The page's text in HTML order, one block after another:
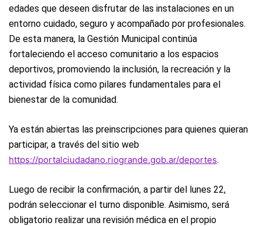
edades que deseen disfrutar de las instalaciones en un
entorno cuidado, seguro y acompañado por profesionales.
De esta manera, la Gestión Municipal continúa
fortaleciendo el acceso comunitario a los espacios
deportivos, promoviendo la inclusión, la recreación y la
actividad física como pilares fundamentales para el
bienestar de la comunidad.
Ya están abiertas las preinscripciones para quienes quieran
participar, a través del sitio web
https://portalciudadano.riogrande.gob.ar/deportes.
Luego de recibir la confirmación, a partir del lunes 22,
podrán seleccionar el turno disponible. Asimismo, será
obligatorio realizar una revisión médica en el propio